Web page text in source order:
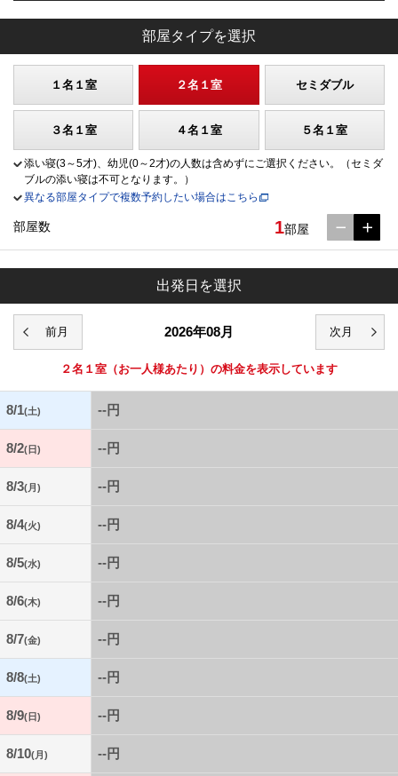
部屋タイプを選択
１名１室 ２名１室 セミダブル
３名１室 ４名１室 ５名１室
添い寝(3～5才)、幼児(0～2才)の人数は含めずにご選択ください。（セミダ
ブルの添い寝は不可となります。）
異なる部屋タイプで複数予約したい場合はこちら
部屋数 1部屋
出発日を選択
2026年08月
２名１室 （お一人様あたり）の料金を表示しています
8/1(土) --円
8/2(日) --円
8/3(月) --円
8/4(火) --円
8/5(水) --円
8/6(木) --円
8/7(金) --円
8/8(土) --円
8/9(日) --円
8/10(月) --円